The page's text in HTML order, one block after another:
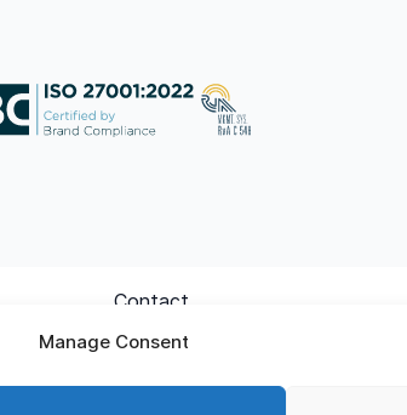
Manage Consent
Contact
+31 (0)85 – 1 119 119
Corporate details